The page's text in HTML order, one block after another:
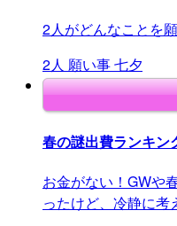
2人がどんなことを
2人 願い事七夕
春の謎出費ランキン
お金がない！GWや
ったけど、冷静に考